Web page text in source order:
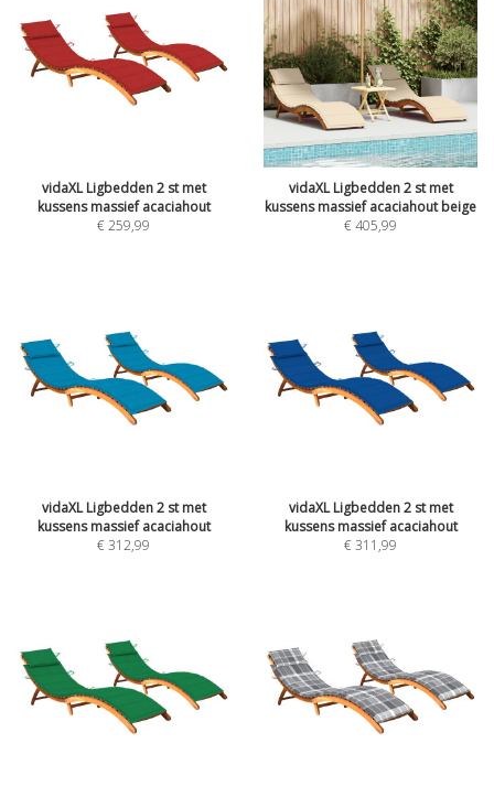
vidaXL Ligbedden 2 st met
kussens massief acaciahout
€259,99
vidaXL Ligbedden 2 st met
kussens massief acaciahout beige
€405,99
vidaXL Ligbedden 2 st met
kussens massief acaciahout
€312,99
vidaXL Ligbedden 2 st met
kussens massief acaciahout
€311,99